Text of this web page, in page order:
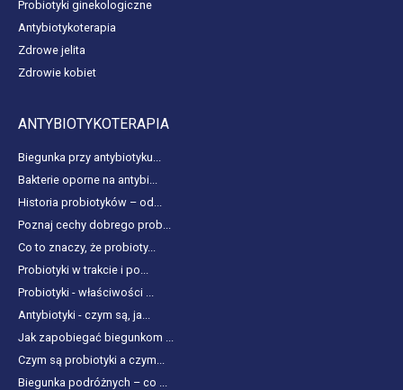
Probiotyki ginekologiczne
Antybiotykoterapia
Zdrowe jelita
Zdrowie kobiet
ANTYBIOTYKOTERAPIA
Biegunka przy antybiotyku...
Bakterie oporne na antybi...
Historia probiotyków – od...
Poznaj cechy dobrego prob...
Co to znaczy, że probioty...
Probiotyki w trakcie i po...
Probiotyki - właściwości ...
Antybiotyki - czym są, ja...
Jak zapobiegać biegunkom ...
Czym są probiotyki a czym...
Biegunka podróżnych – co ...